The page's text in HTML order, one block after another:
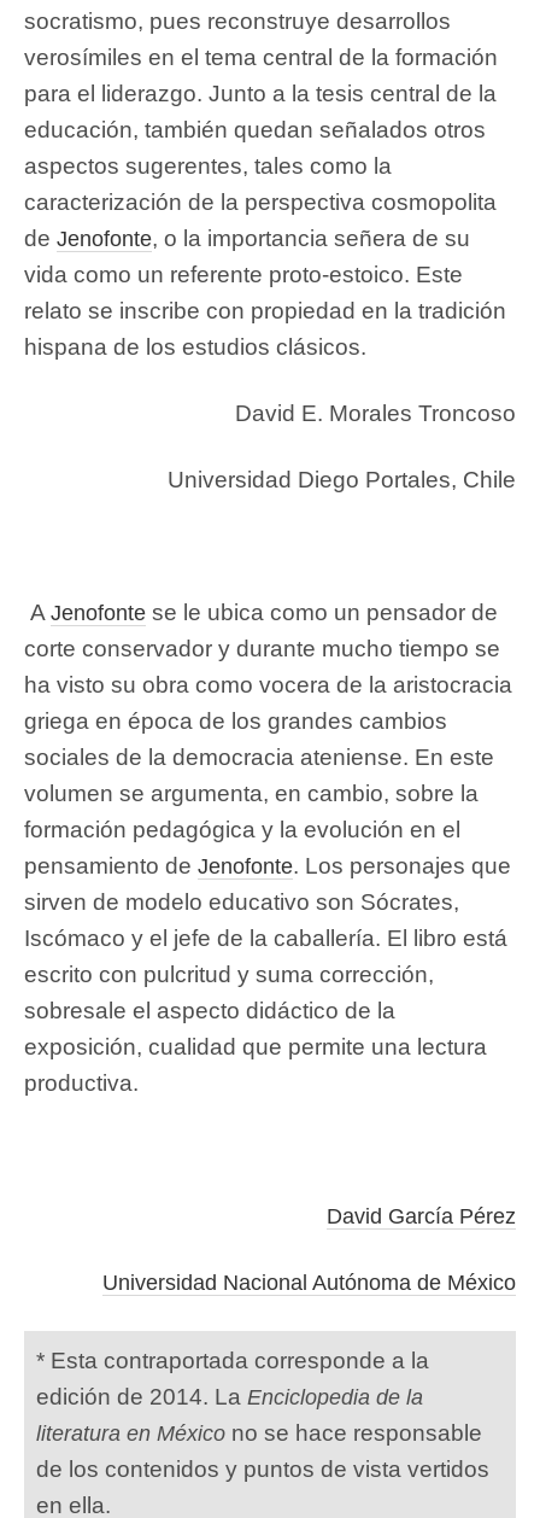
socratismo, pues reconstruye desarrollos
verosímiles en el tema central de la formación
para el liderazgo. Junto a la tesis central de la
educación, también quedan señalados otros
aspectos sugerentes, tales como la
caracterización de la perspectiva cosmopolita
de Jenofonte, o la importancia señera de su
vida como un referente proto-estoico. Este
relato se inscribe con propiedad en la tradición
hispana de los estudios clásicos.
David E. Morales Troncoso
Universidad Diego Portales, Chile
A Jenofonte se le ubica como un pensador de
corte conservador y durante mucho tiempo se
ha visto su obra como vocera de la aristocracia
griega en época de los grandes cambios
sociales de la democracia ateniense. En este
volumen se argumenta, en cambio, sobre la
formación pedagógica y la evolución en el
pensamiento de Jenofonte. Los personajes que
sirven de modelo educativo son Sócrates,
Iscómaco y el jefe de la caballería. El libro está
escrito con pulcritud y suma corrección,
sobresale el aspecto didáctico de la
exposición, cualidad que permite una lectura
productiva.
David García Pérez
Universidad Nacional Autónoma de México
* Esta contraportada corresponde a la
edición de 2014. La Enciclopedia de la
literatura en México no se hace responsable
de los contenidos y puntos de vista vertidos
en ella.